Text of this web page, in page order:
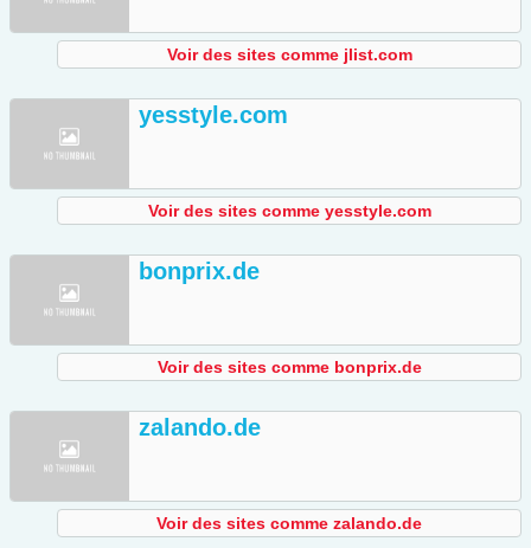
Voir des sites comme jlist.com
yesstyle.com
Voir des sites comme yesstyle.com
bonprix.de
Voir des sites comme bonprix.de
zalando.de
Voir des sites comme zalando.de